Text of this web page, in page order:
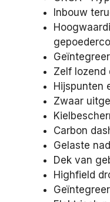
Inbouw
Zelf lozend
Hijspunten
Zwaar
Carbon
Gelaste
Dek van
Highfield